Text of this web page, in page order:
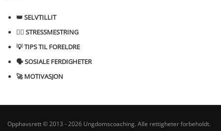
👑 SELVTILLIT
💆‍♂️ STRESSMESTRING
💡 TIPS TIL FORELDRE
🗣️ SOSIALE FERDIGHETER
🚀 MOTIVASJON
Opphavsrett © 2013 - 2026 Ungdomscoaching. Alle rettigheter forbeholdt.